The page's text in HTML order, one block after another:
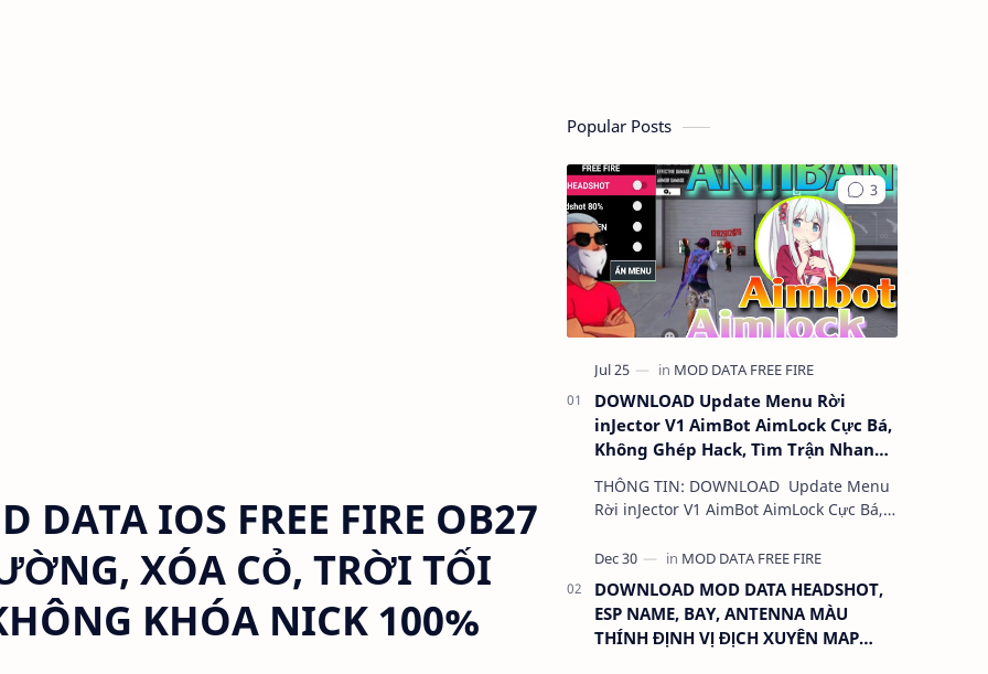
DATA IOS FREE FIRE OB27
XÓA CỎ, TRỜI TỐI
KHÓA NICK 100%
Popular Posts
DOWNLOAD Update Menu Rời
inJector V1 AimBot AimLock Cực Bá,
Không Ghép Hack, Tìm Trận Nhanh,
Antiban 100%
THÔNG TIN: DOWNLOAD Update Menu
Rời inJector V1 AimBot AimLock Cực Bá,
Antiban 100% DUNG LƯỢNG: 1 MB
LINK:…
DOWNLOAD MOD DATA HEADSHOT,
ESP NAME, BAY, ANTENNA MÀU
THÍNH ĐỊNH VỊ ĐỊCH XUYÊN MAP